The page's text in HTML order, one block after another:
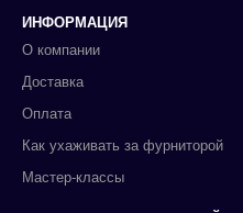
ИНФОРМАЦИЯ
О компании
Доставка
Оплата
Как ухаживать за фурниторой
Мастер-классы